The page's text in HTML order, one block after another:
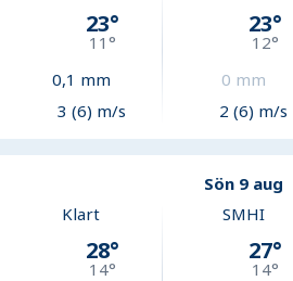
23°
11°
0,1 mm
3 (6) m/s
23°
12°
0 mm
2 (6) m/s
Sön 9 aug
Klart
28°
14°
SMHI
27°
14°